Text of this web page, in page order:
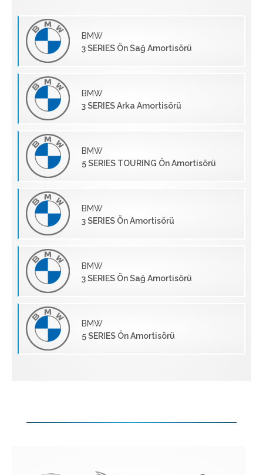
BMW
3 SERIES Ön Sağ Amortisörü
BMW
3 SERIES Arka Amortisörü
BMW
5 SERIES TOURING Ön Amortisörü
BMW
3 SERIES Ön Amortisörü
BMW
3 SERIES Ön Sağ Amortisörü
BMW
5 SERIES Ön Amortisörü